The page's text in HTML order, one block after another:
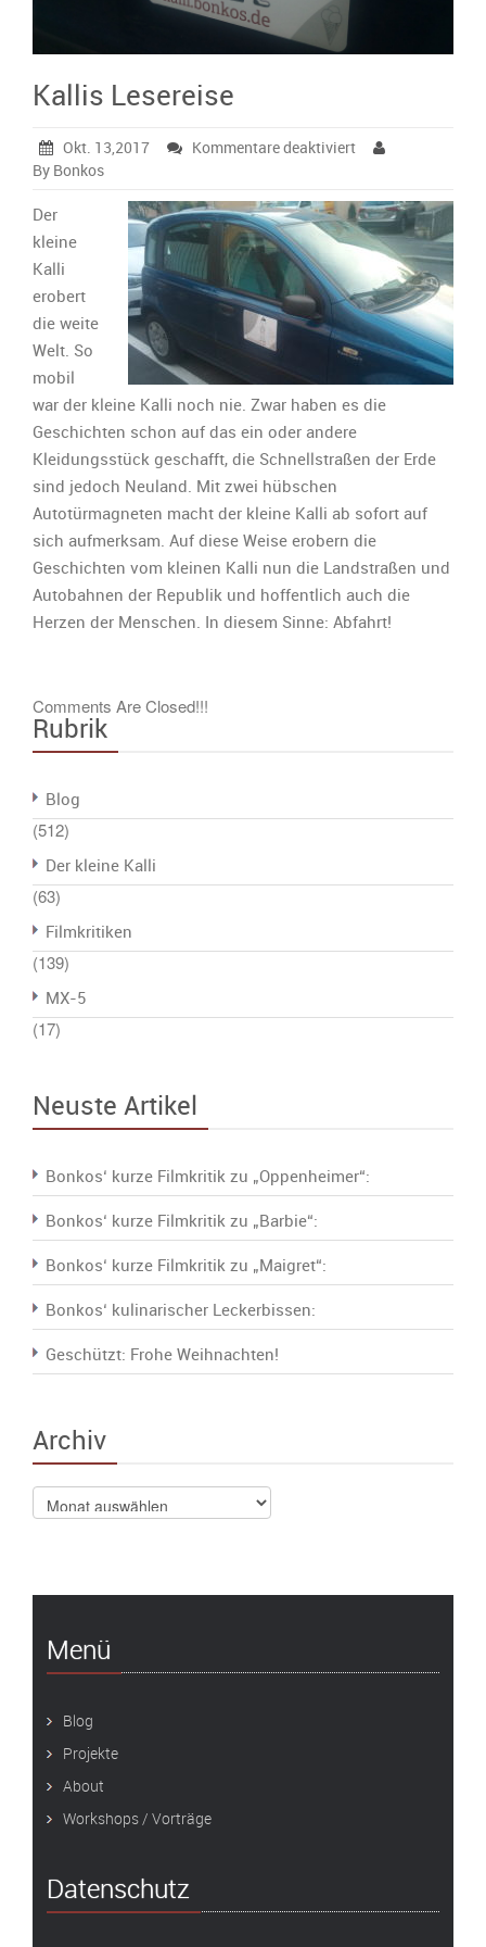
Kallis Lesereise
Okt. 13,2017 Kommentare deaktiviertfür
By Bonkos
Der
kleine
Kalli
erobert
die weite
Welt. So
mobil
war der kleine Kalli noch nie. Zwar haben es die
Geschichten schon auf das ein oder andere
Kleidungsstück geschafft, die Schnellstraßen der Erde
sind jedoch Neuland. Mit zwei hübschen
Autotürmagneten macht der kleine Kalli ab sofort auf
sich aufmerksam. Auf diese Weise erobern die
Geschichten vom kleinen Kalli nun die Landstraßen und
Autobahnen der Republik und hoffentlich auch die
Herzen der Menschen. In diesem Sinne: Abfahrt!
Comments Are Closed!!!
Rubrik
Blog
(512)
Der kleine Kalli
(63)
Filmkritiken
(139)
MX-5
(17)
Neuste Artikel
Bonkos‘ kurze Filmkritik zu „Oppenheimer“:
Bonkos‘ kurze Filmkritik zu „Barbie“:
Bonkos‘ kurze Filmkritik zu „Maigret“:
Bonkos‘ kulinarischer Leckerbissen:
Geschützt: Frohe Weihnachten!
Archiv
Archiv
Menü
Blog
Projekte
About
Workshops / Vorträge
Datenschutz